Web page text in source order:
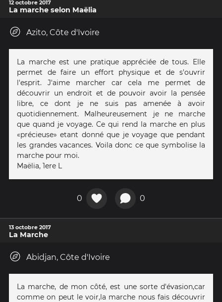
12 octobre 2017
La marche selon Maëlia
Azito, Côte d'Ivoire
La marche est une pratique appréciée de tous. Elle
permet de faire un effort physique et de s'ouvrir
l'esprit. J'aime marcher car cela me permet de
découvrir un endroit et de pouvoir avoir la pensée
libre, ce dont je ne suis pas amenée à avoir
quotidiennement. Malheureusement je ne marche
que quand je voyage. Ce qui rend la marche en plus
«précieuse» etant donné que je voyage que pendant
les grandes vacances. Voila donc ce que symbolise la
marche pour moi.
Maëlia, 1ere L
0 0
13 octobre 2017
La Marche
Abidjan, Côte d'Ivoire
La marche, de mon côté, est une sorte d'évasion,car
comme on peut le voir,la marche nous fais découvrir